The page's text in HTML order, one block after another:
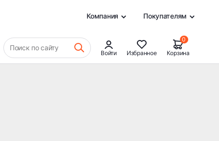
Компания Покупателям
Поиск по сайту
Войти Избранное
0
Корзина